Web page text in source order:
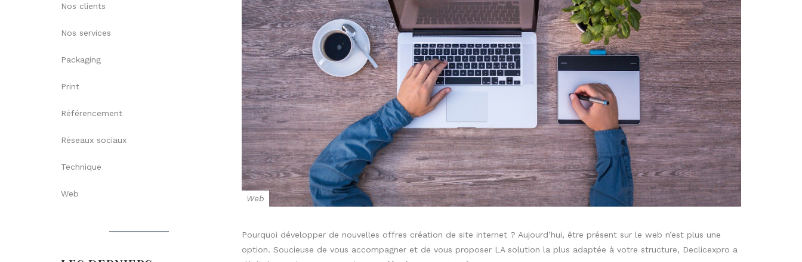
Web
Pourquoi développer de nouvelles offres création de site internet ? Aujourd’hui, être présent sur le web n’est plus une
option. Soucieuse de vous accompagner et de vous proposer LA solution la plus adaptée à votre structure, Declicexpro a
Nos clients
Nos services
Packaging
Print
Référencement
Réseaux sociaux
Technique
Web